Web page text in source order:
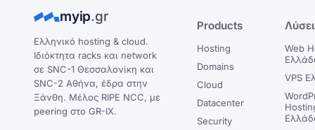
myip.gr
Ελληνικό hosting & cloud.
Ιδιόκτητα racks και network
σε SNC-1 Θεσσαλονίκη και
SNC-2 Αθήνα, έδρα στην
Ξάνθη. Μέλος RIPE NCC, με
peering στο GR-IX.
Products
Hosting
Domains
Cloud
Datacenter
Security
Web
VPS